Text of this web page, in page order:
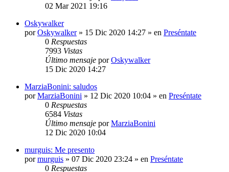
02 Mar 2021 19:16
Oskywalker
porOskywalker» 15 Dic 2020 14:27 » en Preséntate
0 Respuestas
7993 Vistas
Último mensaje porOskywalker
15 Dic 2020 14:27
MarziaBonini: saludos
porMarziaBonini » 12 Dic 2020 10:04 » en Preséntate
0 Respuestas
6584 Vistas
Último mensaje porMarziaBonini
12 Dic 2020 10:04
murguis: Me presento
pormurguis » 07 Dic 2020 23:24 » en Preséntate
0 Respuestas